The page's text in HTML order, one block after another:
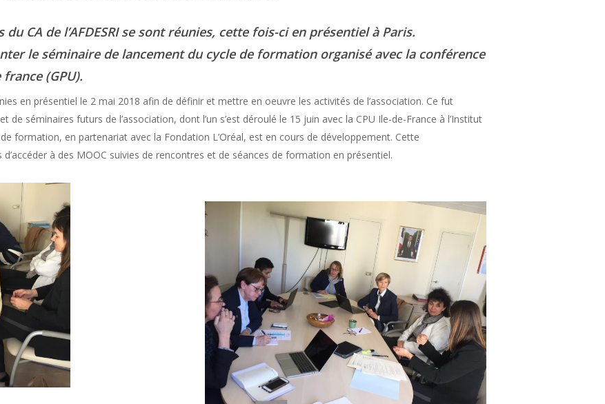
CA de l’AFDESRI se sont réunies, cette fois-ci en présentiel à Paris.
le séminaire de lancement du cycle de formation organisé avec la conférence
(GPU).
en présentiel le 2 mai 2018 afin de définir et mettre en oeuvre les activités de l’association. Ce fut
de séminaires futurs de l’association, dont l’un s’est déroulé le 15 juin avec la CPU Ile-de-France à l’Institut
formation, en partenariat avec la Fondation L’Oréal, est en cours de développement. Cette
à des MOOC suivies de rencontres et de séances de formation en présentiel.